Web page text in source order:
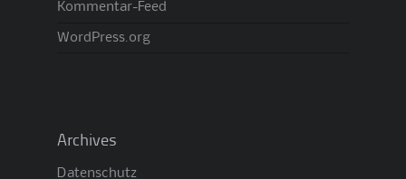
Kommentar-Feed
WordPress.org
Archives
Datenschutz